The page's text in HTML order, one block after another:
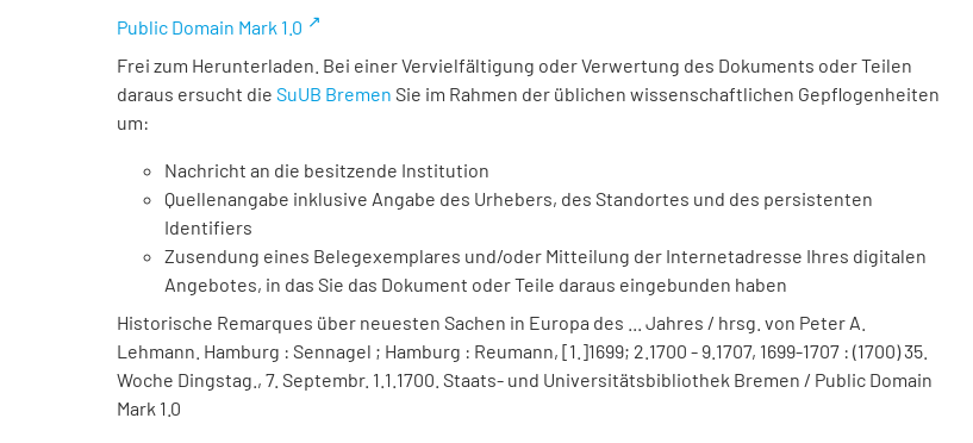
Public Domain Mark 1.0
Frei zum Herunterladen. Bei einer Vervielfältigung oder Verwertung des Dokuments oder Teilen
daraus ersucht die SuUB Bremen Sie im Rahmen der üblichen wissenschaftlichen Gepflogenheiten
um:
Nachricht an die besitzende Institution
Quellenangabe inklusive Angabe des Urhebers, des Standortes und des persistenten
Identifiers
Zusendung eines Belegexemplares und/oder Mitteilung der Internetadresse Ihres digitalen
Angebotes, in das Sie das Dokument oder Teile daraus eingebunden haben
Historische Remarques über neuesten Sachen in Europa des ... Jahres / hrsg. von Peter A.
Lehmann. Hamburg : Sennagel ; Hamburg : Reumann, [1.]1699; 2.1700 - 9.1707, 1699-1707 : (1700) 35.
Woche Dingstag., 7. Septembr. 1.1.1700. Staats- und Universitätsbibliothek Bremen / Public Domain
Mark 1.0